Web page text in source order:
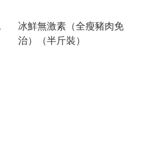
冰鮮無激素（全瘦豬肉免
治）（半斤裝）